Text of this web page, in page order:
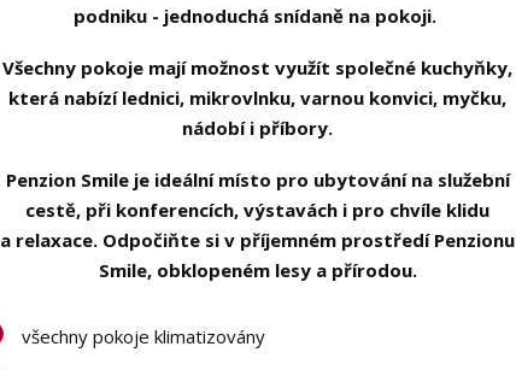
podniku - jednoduchá snídaně na pokoji.
Všechny pokoje mají možnost využít společné kuchyňky,
která nabízí lednici, mikrovlnku, varnou konvici, myčku,
nádobí i příbory.
Penzion Smile je ideální místo pro ubytování na služební
cestě, při konferencích, výstavách i pro chvíle klidu
a relaxace. Odpočiňte si v příjemném prostředí Penzionu
Smile, obklopeném lesy a přírodou.
všechny pokoje klimatizovány